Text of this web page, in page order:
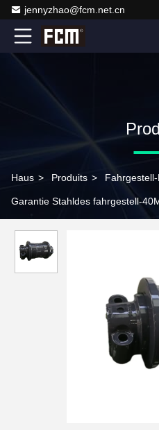
jennyzhao@fcm.net.cn
Haus > Produits >
Garantie Stahldes fahrgestell-